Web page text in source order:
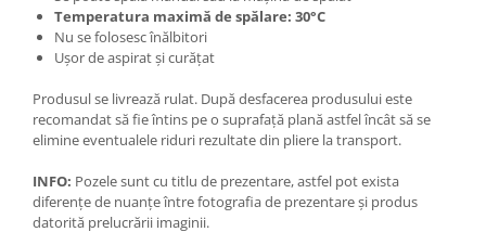
Temperatura maximă de spălare: 30°C
Nu se folosesc înălbitori
Ușor de aspirat și curățat
Produsul se livrează rulat. După desfacerea produsului este
recomandat să fie întins pe o suprafață plană astfel încât să se
elimine eventualele riduri rezultate din pliere la transport.
INFO: Pozele sunt cu titlu de prezentare, astfel pot exista
diferențe de nuanțe între fotografia de prezentare și produs
datorită prelucrării imaginii.